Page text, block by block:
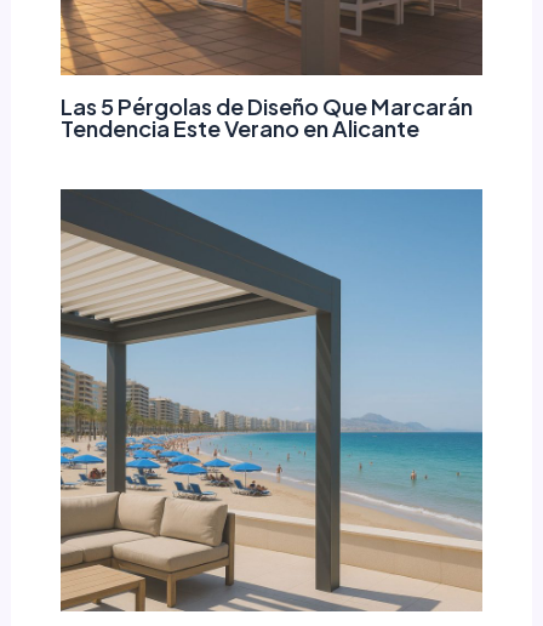
Las 5 Pérgolas de Diseño Que Marcarán
Tendencia Este Verano en Alicante